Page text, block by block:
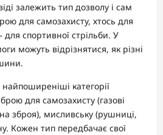
залежить тип дозволу і сам
для самозахисту, хтось для
спортивної стрільби. У
можуть відрізнятися, як різні
категорії
для самозахисту (газові
зброя), мисливську (рушниці,
Кожен тип передбачає свої